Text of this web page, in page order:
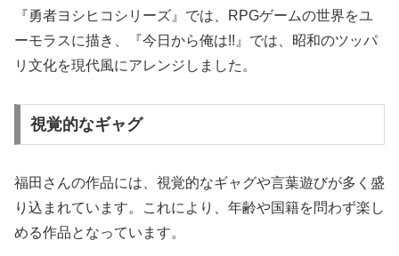
『勇者ヨシヒコシリーズ』では、RPGゲームの世界をユ
ーモラスに描き、『今日から俺は!!』では、昭和のツッパ
リ文化を現代風にアレンジしました。
視覚的なギャグ
福田さんの作品には、視覚的なギャグや言葉遊びが多く盛
り込まれています。これにより、年齢や国籍を問わず楽し
める作品となっています。